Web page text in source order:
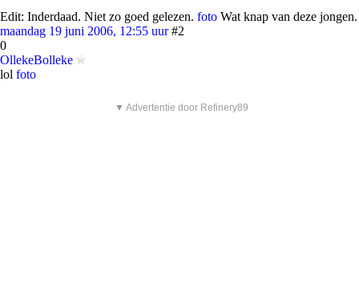
Edit: Inderdaad. Niet zo goed gelezen. foto Wat knap van deze jongen.
maandag 19 juni 2006, 12:55 uur #2
0
OllekeBolleke
lol foto
▼ Advertentie door Refinery89